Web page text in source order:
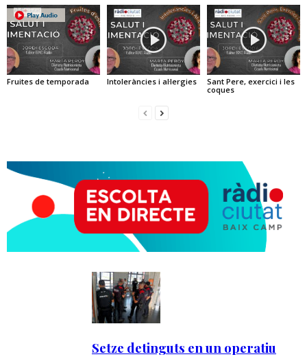
Fruites de temporada Intoleràncies i al·lergies
Sant Pere, exercici i les
coques